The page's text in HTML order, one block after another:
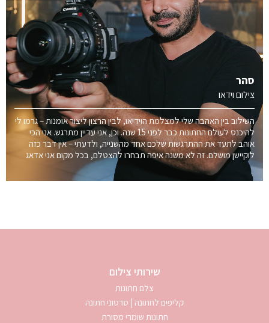
סהר
צילום וידאו
השילוב בין האהבה שלי למצלמת הוידיאו, לבין הרצון ליצור אומנות – גרמו לי
להיכנס לעולם החתונות כבר לפני 15 שנה. וכן, אני עדיין מתרגש. אני הכי
אוהב לתעד את ההתרגשות שלכם אחד מהשנייה, ולדעתי – אין דבר כזה
לוקיישן מושלם. זה לא משנה איפה תבחרו להצטלם, בכל מקום אני אדאג
שירותי צילום
צלם חתונות
קליפים לחתונה | סרטוני חתונה
חתונות שומרי מסורת